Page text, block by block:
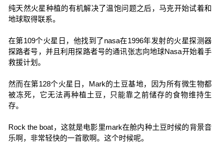
纯天然火星种植的有机解决了温饱问题之后，马克开始试着和
地球取得联系。
在第109个火星日，他找到了nasa在1996年发射的火星探测器
探路者号，并且利用探路者号的通讯张志向地球Nasa开始着手
救援计划。
然而在第128个火星日，Mark的土豆基地，因为所有微生物都
被冻死，它无法再种植土豆，只能靠之前储存的食物维持生
存。
Rock the boat，这就是电影里mark在舱内种土豆时候的背景音
乐啊，非常轻快的一首歌啊。这个时候呢。